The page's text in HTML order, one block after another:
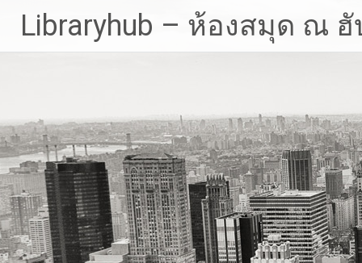
content
Libraryhub – ห้องสมุด ณ ฮั